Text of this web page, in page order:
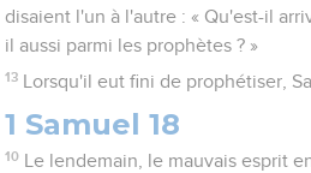
disaient l'un à l'autre : « Qu'est-il
il aussi parmi les prophètes ? »
13 Lorsqu'il eut fini de prophétiser,
1 Samuel 18
10
Le lendemain, le mauvais esprit